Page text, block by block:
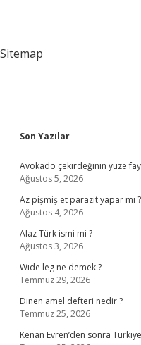
Sitemap
Sidebar
Son Yazılar
Avokado çekirdeğinin yüze
Ağustos 5, 2026
Az pişmiş et parazit yapar mı ?
Ağustos 4, 2026
Alaz Türk ismi mi ?
Ağustos 3, 2026
Wıde leg ne demek ?
Temmuz 29, 2026
Dinen amel defteri nedir ?
Temmuz 25, 2026
Kenan Evren’den sonra